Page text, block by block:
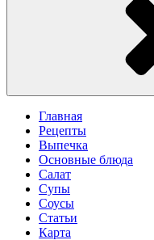
Главная
Рецепты
Выпечка
Основные блюда
Салат
Супы
Соусы
Статьи
Карта